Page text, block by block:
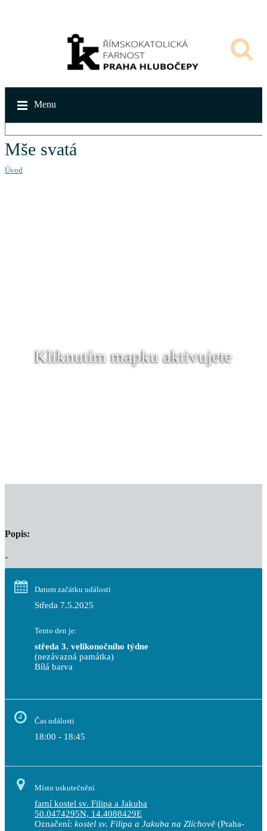
Menu
Mše svatá
Úvod
Kliknutím mapku aktivujete
Popis:
-
Datum začátku události
Středa 7.5.2025
Tento den je:
středa 3. velikonočního týdne
(nezávazná památka)
Bílá barva
Čas události
18:00 - 18:45
Místo uskutečnění
farní kostel sv. Filipa a Jakuba
50.0474295N, 14.4088429E
Označení: kostel sv. Filipa a Jakuba na Zlíchově (Praha-